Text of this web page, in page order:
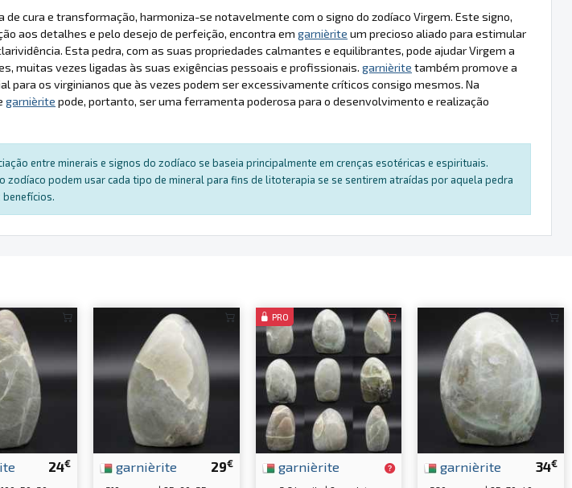
de cura e transformação, harmoniza-se notavelmente com o signo do zodíaco Virgem. Este signo,
aos detalhes e pelo desejo de perfeição, encontra em garnièrite um precioso aliado para estimular
Esta pedra, com as suas propriedades calmantes e equilibrantes, pode ajudar Virgem a
muitas vezes ligadas às suas exigências pessoais e profissionais. garnièrite também promove a
para os virginianos que às vezes podem ser excessivamente críticos consigo mesmos. Na
garnièrite pode, portanto, ser uma ferramenta poderosa para o desenvolvimento e realização
entre minerais e signos do zodíaco se baseia principalmente em crenças esotéricas e espirituais.
zodíaco podem usar cada tipo de mineral para fins de litoterapia se se sentirem atraídas por aquela pedra
benefícios.
24€ 29€
garnièrite
PRO
garnièrite 34€
garnièrite